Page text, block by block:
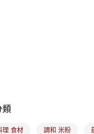
類
理 食材 調和 米粉